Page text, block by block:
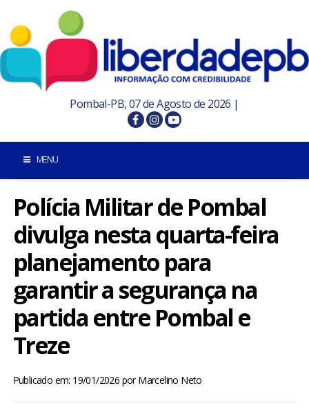
Pombal-PB, 07 de Agosto de 2026 |
MENU
INÍCIO
POMBAL E REGIÃO
BRASIL
MUNDO
Polícia Militar de Pombal
divulga nesta quarta-feira
planejamento para
garantir a segurança na
partida entre Pombal e
Treze
Publicado em: 19/01/2026 porMarcelino Neto